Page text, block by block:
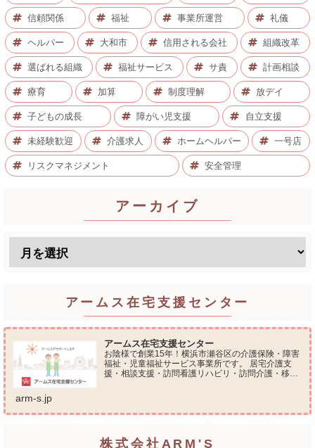
信頼関係 福祉 事業所運営 礼儀
ヘルパー 大和市 信用される会社 組織改革
選ばれる組織 福祉サービス サ責 計画相談
療育 加算 制度理解 放デイ
子どもの成長 障がい児支援 自立支援
未経験歓迎 介護求人 ホームヘルパー 一号店
リスクマネジメント 安全管理
アーカイブ
アームス在宅支援センター
アームス在宅支援センター
お陰様で創業15年！横浜市瀬谷区の介護保険・障害
福祉・児童福祉サービス事業所です。 居宅介護支
援・相談支援・訪問看護リハビリ・訪問介護・移動
arm-s.jp
株式会社ARM'S